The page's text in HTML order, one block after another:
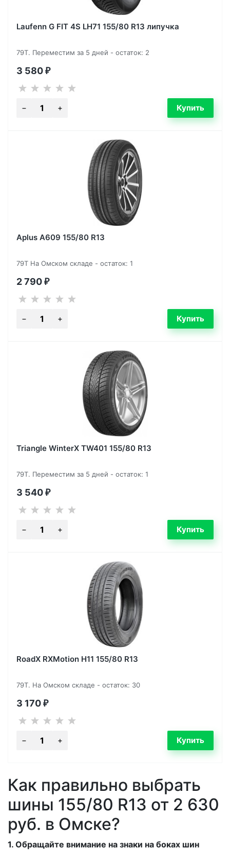
Laufenn G FIT 4S LH71 155/80 R13 липучка
79T. Переместим за 5 дней - остаток: 2
3 580 ₽
Aplus A609 155/80 R13
79T На Омском складе - остаток: 1
2 790 ₽
Triangle WinterX TW401 155/80 R13
79T. Переместим за 5 дней - остаток: 1
3 540 ₽
RoadX RXMotion H11 155/80 R13
79T. На Омском складе - остаток: 30
3 170 ₽
Как правильно выбрать
шины 155/80 R13 от 2 630
руб. в Омске?
1. Обращайте внимание на знаки на боках шин